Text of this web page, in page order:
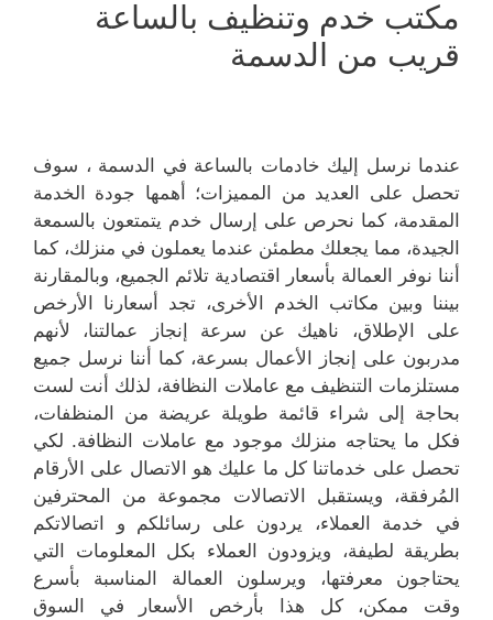
مكتب خدم وتنظيف بالساعة
قريب من الدسمة
عندما نرسل إليك خادمات بالساعة في الدسمة ، سوف
تحصل على العديد من المميزات؛ أهمها جودة الخدمة
المقدمة، كما نحرص على إرسال خدم يتمتعون بالسمعة
الجيدة، مما يجعلك مطمئن عندما يعملون في منزلك، كما
أننا نوفر العمالة بأسعار اقتصادية تلائم الجميع، وبالمقارنة
بيننا وبين مكاتب الخدم الأخرى، تجد أسعارنا الأرخص
على الإطلاق، ناهيك عن سرعة إنجاز عمالتنا، لأنهم
مدربون على إنجاز الأعمال بسرعة، كما أننا نرسل جميع
مستلزمات التنظيف مع عاملات النظافة، لذلك أنت لست
بحاجة إلى شراء قائمة طويلة عريضة من المنظفات،
فكل ما يحتاجه منزلك موجود مع عاملات النظافة. لكي
تحصل على خدماتنا كل ما عليك هو الاتصال على الأرقام
المُرفقة، ويستقبل الاتصالات مجموعة من المحترفين
في خدمة العملاء، يردون على رسائلكم و اتصالاتكم
بطريقة لطيفة، ويزودون العملاء بكل المعلومات التي
يحتاجون معرفتها، ويرسلون العمالة المناسبة بأسرع
وقت ممكن، كل هذا بأرخص الأسعار في السوق